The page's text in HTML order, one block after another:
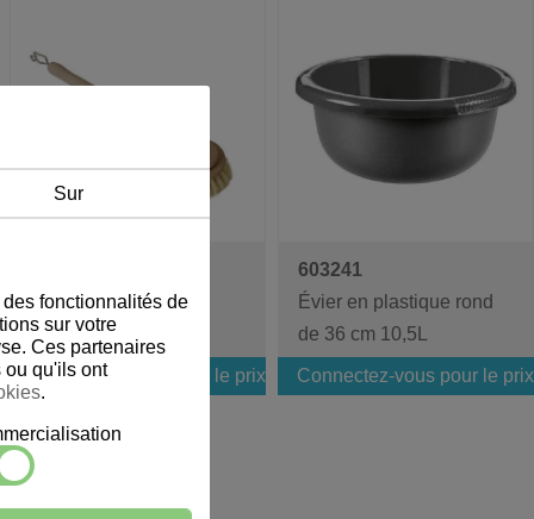
Brosse à vaisselle en
bois
Connectez-vous pour le prix
603241
Évier en plastique rond
de 36 cm 10,5L
Connectez-vous pour le prix
Sur
fonctionnalités de
sur votre
Ces partenaires
ou qu'ils ont
.